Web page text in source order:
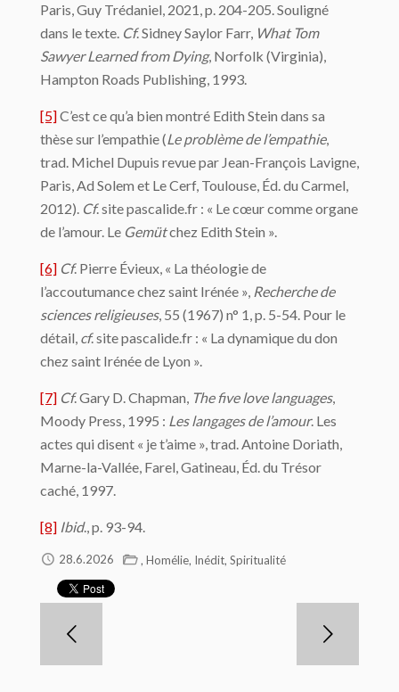
Paris, Guy Trédaniel, 2021, p. 204-205. Souligné
dans le texte. Cf. Sidney Saylor Farr, What Tom
Sawyer Learned from Dying, Norfolk (Virginia),
Hampton Roads Publishing, 1993.
[5]C’est ce qu’a bien montré Edith Stein dans sa
thèse sur l’empathie (Le problème de l’empathie,
trad. Michel Dupuis revue par Jean-François Lavigne,
Paris, Ad Solem et Le Cerf, Toulouse, Éd. du Carmel,
2012). Cf. site pascalide.fr : « Le cœur comme organe
de l’amour. Le Gemütchez Edith Stein ».
[6] Cf. Pierre Évieux, « La théologie de
l’accoutumance chez saint Irénée », Recherche de
sciences religieuses, 55 (1967) n° 1, p. 5-54. Pour le
détail, cf. site pascalide.fr : « La dynamique du don
chez saint Irénée de Lyon ».
[7] Cf. Gary D. Chapman, The five love languages,
Moody Press, 1995 : Les langages de l’amour. Les
actes qui disent « je t’aime », trad. Antoine Doriath,
Marne-la-Vallée, Farel, Gatineau, Éd. du Trésor
caché, 1997.
[8] Ibid., p. 93-94.
28.6.2026 , Homélie, Inédit, Spiritualité